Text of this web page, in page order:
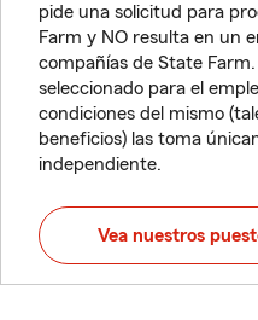
pide una solicitud para
Farm y NO resulta en un
compañías de State
seleccionado para el
condiciones del mismo
beneficios) las toma
independiente.
Vea nuestros